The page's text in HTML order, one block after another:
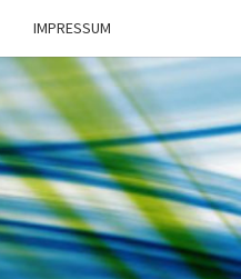
IMPRESSUM